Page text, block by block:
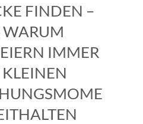
FINDEN –
WARUM
IMMER